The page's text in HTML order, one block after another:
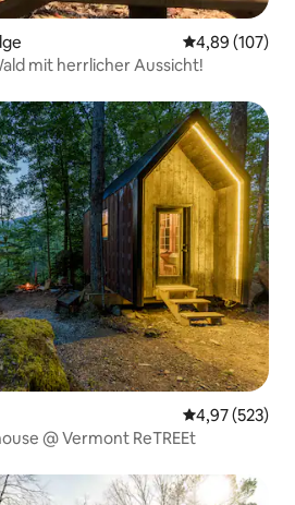
4,89 (107)
mit herrlicher Aussicht!
4,97 (523)
@ Vermont ReTREEt